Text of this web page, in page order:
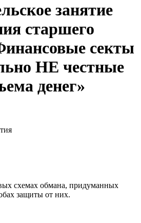
занятие
старшего
секты
НЕ честные
денег»
схемах обмана, придуманных
защиты от них.